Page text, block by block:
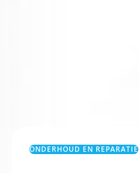
ONDERHOUD EN REPARATIE